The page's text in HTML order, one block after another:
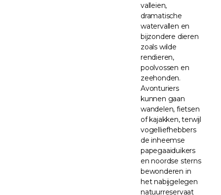
valleien,
dramatische
watervallen en
bijzondere dieren
zoals wilde
rendieren,
poolvossen en
zeehonden.
Avonturiers
kunnen gaan
wandelen, fietsen
of kajakken, terwijl
vogelliefhebbers
de inheemse
papegaaiduikers
en noordse sterns
bewonderen in
het nabijgelegen
natuurreservaat